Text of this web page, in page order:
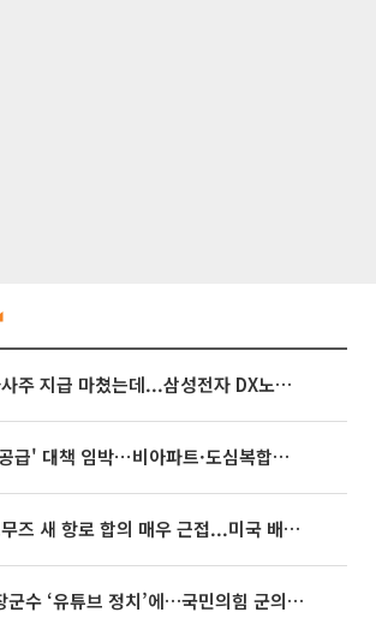
3445억 자사주 지급 마쳤는데...삼성전자 DX노조, 뒤늦은 '떼쓰기 집회'
영끌 '주택공급' 대책 임박⋯비아파트·도심복합까지 총동원
이란 “호르무즈 새 항로 합의 매우 근접...미국 배상 먼저”
우성빈 기장군수 ‘유튜브 정치’에…국민의힘 군의원들 집단 반발